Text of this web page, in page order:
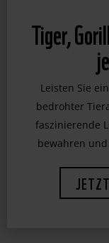
Tiger,
Leisten Sie
bedrohter
faszinierende
bewahren